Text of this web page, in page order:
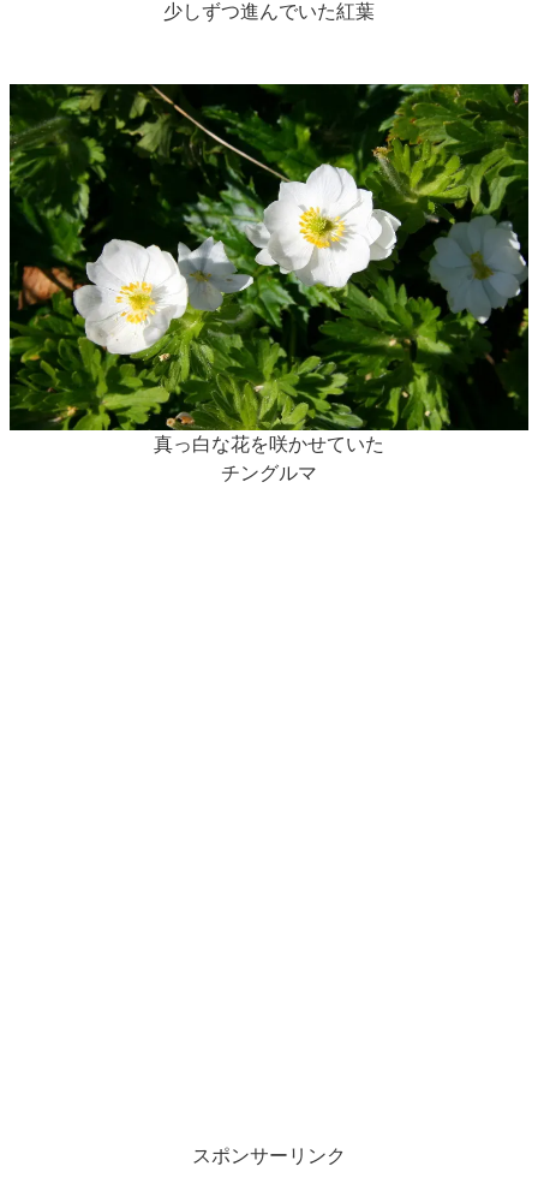
少しずつ進んでいた紅葉
真っ白な花を咲かせていた
チングルマ
スポンサーリンク